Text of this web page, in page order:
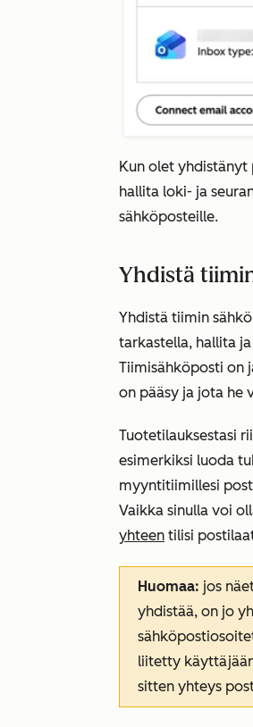
Kun olet
hallita loki- ja
sähköposteille.
Yhdistä
Yhdistä tiimin
tarkastella, hallita
Tiimisähköposti on
on pääsy ja jota he
Tuotetilauksestasi
esimerkiksi luoda
myyntitiimillesi
Vaikka sinulla voi
yhteen tilisi
Huomaa: jos
yhdistää, on jo
liitetty
sitten yhteys